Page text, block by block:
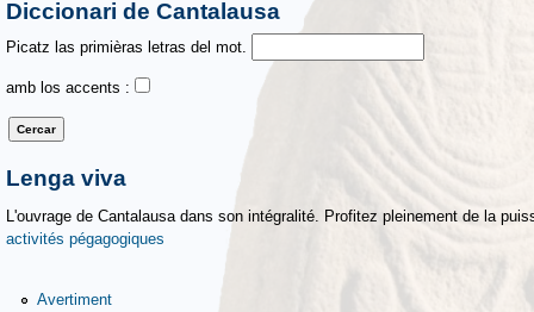
Diccionari de Cantalausa
Picatz las primièras letras del mot.
amb los accents :
Lenga viva
L'ouvrage de Cantalausa dans son intégralité. Profitez pleinement de la
activités pégagogiques
Avertiment